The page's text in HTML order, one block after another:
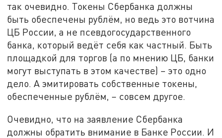
так очевидно. Токены Сбербанка должны
быть обеспечены рублём, но ведь это вотчина
ЦБ России, а не псевдогосударственного
банка, который ведёт себя как частный. Быть
площадкой для торгов (а по мнению ЦБ, банки
могут выступать в этом качестве) – это одно
дело. А эмитировать собственные токены,
обеспеченные рублём, – совсем другое.
Очевидно, что на заявление Сбербанка
должны обратить внимание в Банке России. И